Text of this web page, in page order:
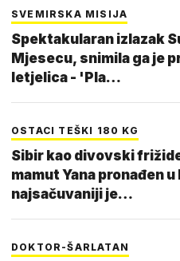
SVEMIRSKA MISIJA
Spektakularan izlazak
Mjesecu, snimila ga je
letjelica - 'Pla…
OSTACI TEŠKI 180 KG
Sibir kao divovski
mamut Yana pronađen u
najsačuvaniji je…
DOKTOR-ŠARLATAN